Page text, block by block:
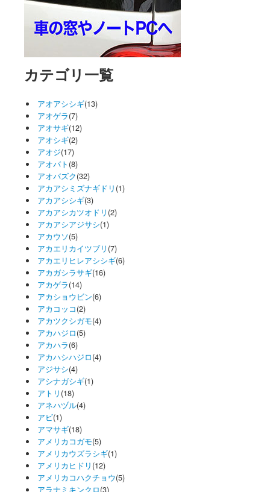
カテゴリ一覧
アオアシシギ(13)
アオゲラ(7)
アオサギ(12)
アオシギ(2)
アオジ(17)
アオバト (8)
アオバズク(32)
アカアシミズナギドリ (1)
アカアシシギ(3)
アカアシカツオドリ (2)
アカアシアジサシ(1)
アカウソ(5)
アカエリカイツブリ (7)
アカエリヒレアシシギ(6)
アカガシラサギ(16)
アカゲラ(14)
アカショウビン(6)
アカコッコ(2)
アカツクシガモ(4)
アカハジロ(5)
アカハラ(6)
アカハシハジロ(4)
アジサシ(4)
アシナガシギ(1)
アトリ (18)
アネハヅル(4)
アビ(1)
アマサギ(18)
アメリカコガモ(5)
アメリカウズラシギ(1)
アメリカヒドリ (12)
アメリカコハクチョウ(5)
アラナミキンクロ(3)